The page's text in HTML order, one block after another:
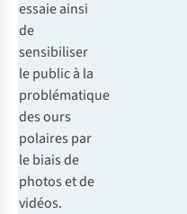
essaie ainsi
de
sensibiliser
le public à la
problématique
des ours
polaires par
le biais de
photos et de
vidéos.